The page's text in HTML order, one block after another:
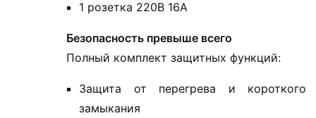
1 розетка 220В 16А
Безопасность превыше всего
Полный комплект защитных функций:
Защита от перегрева и короткого
замыкания